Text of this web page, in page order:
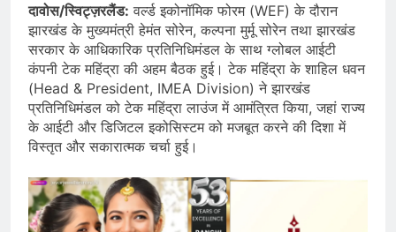
दावोस/स्विट्ज़रलैंड: वर्ल्ड इकोनॉमिक फोरम (WEF) के दौरान
झारखंड के मुख्यमंत्री हेमंत सोरेन, कल्पना मुर्मू सोरेन तथा झारखंड
सरकार के आधिकारिक प्रतिनिधिमंडल के साथ ग्लोबल आईटी
कंपनी टेक महिंद्रा की अहम बैठक हुई। टेक महिंद्रा के शाहिल धवन
(Head & President, IMEA Division) ने झारखंड
प्रतिनिधिमंडल को टेक महिंद्रा लाउंज में आमंत्रित किया, जहां राज्य
के आईटी और डिजिटल इकोसिस्टम को मजबूत करने की दिशा में
विस्तृत और सकारात्मक चर्चा हुई।